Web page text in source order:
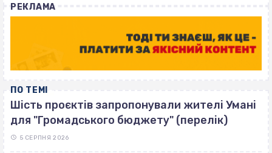
РЕКЛАМА
ПО ТЕМІ
Шість проєктів запропонували жителі Умані
для "Громадського бюджету" (перелік)
5 СЕРПНЯ 2026